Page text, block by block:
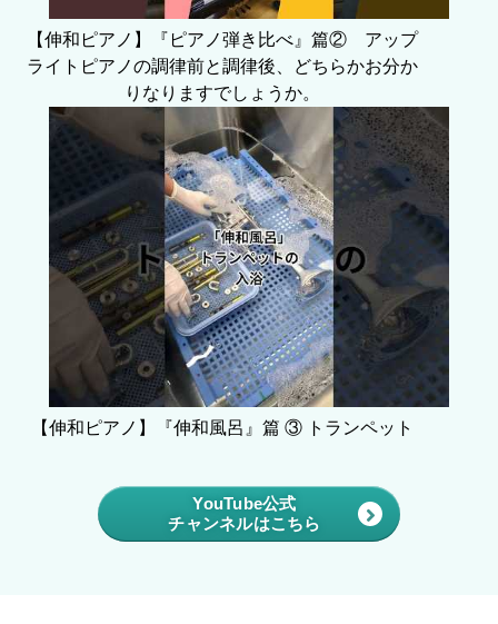
【伸和ピアノ】『ピアノ弾き比べ』篇② アップ
ライトピアノの調律前と調律後、どちらかお分か
りなりますでしょうか。
【伸和ピアノ】『伸和風呂』篇 ③ トランペット
YouTube公式
チャンネルはこちら